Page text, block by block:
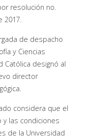
resolución no.
2017.
de despacho
y Ciencias
Católica designó al
director
considera que el
y las condiciones
de la Universidad